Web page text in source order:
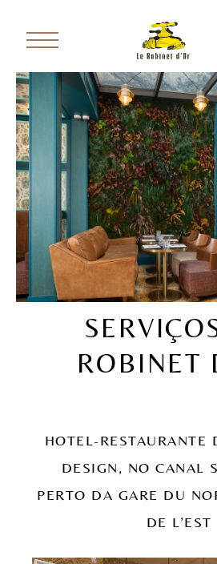
ROBINET
HOTEL-RESTAURANTE
DESIGN, NO CANAL
PERTO DA GARE DU
DE L’EST